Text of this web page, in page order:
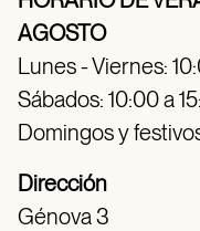
AGOSTO
Lunes - Viernes:
Sábados: 10:00 a
Domingos y
Dirección
Génova 3